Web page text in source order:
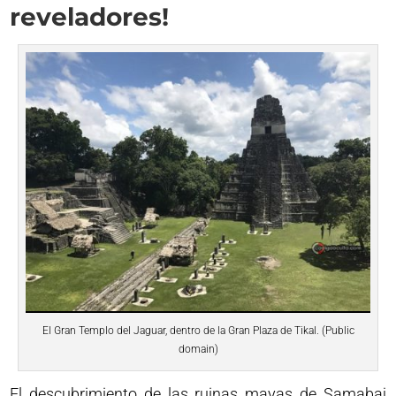
reveladores!
El Gran Templo del Jaguar, dentro de la Gran Plaza de Tikal. (Public
domain)